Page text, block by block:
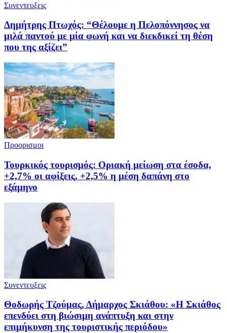
Συνεντευξεις
Δημήτρης Πτωχός: “Θέλουμε η Πελοπόννησος να
μιλά παντού με μία φωνή και να διεκδικεί τη θέση
που της αξίζει”
Προορισμοι
Τουρκικός τουρισμός: Οριακή μείωση στα έσοδα,
+2,7% οι αφίξεις, +2,5% η μέση δαπάνη στο
εξάμηνο
Συνεντευξεις
Θοδωρής Τζούμας, Δήμαρχος Σκιάθου: «Η Σκιάθος
επενδύει στη βιώσιμη ανάπτυξη και στην
επιμήκυνση της τουριστικής περιόδου»